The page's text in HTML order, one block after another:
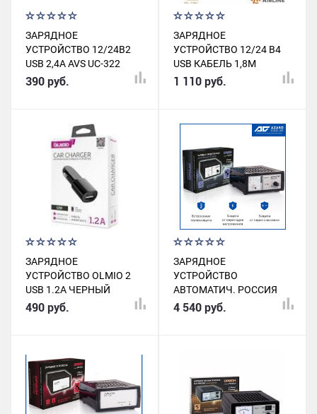
ЗАРЯДНОЕ
УСТРОЙСТВО 12/24B2
USB 2,4A AVS UC-322
390 руб.
ЗАРЯДНОЕ
УСТРОЙСТВО 12/24 В4
USB КАБЕЛЬ 1,8М
AIRLINE
1 110 руб.
ЗАРЯДНОЕ
УСТРОЙСТВО OLMIO 2
USB 1.2A ЧЕРНЫЙ
490 руб.
ЗАРЯДНОЕ
УСТРОЙСТВО
АВТОМАТИЧ. РОССИЯ
PW325
4 540 руб.